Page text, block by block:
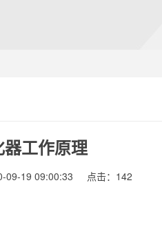
工作原理
09-19 09:00:33 点击：142